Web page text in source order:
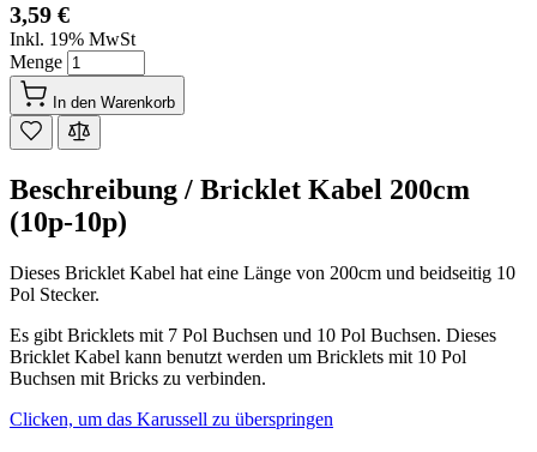
3,59 €
Inkl. 19% MwSt
Menge
In den Warenkorb
Beschreibung / Bricklet Kabel 200cm
(10p-10p)
Dieses Bricklet Kabel hat eine Länge von 200cm und beidseitig 10
Pol Stecker.
Es gibt Bricklets mit 7 Pol Buchsen und 10 Pol Buchsen. Dieses
Bricklet Kabel kann benutzt werden um Bricklets mit 10 Pol
Buchsen mit Bricks zu verbinden.
Clicken, um das Karussell zu überspringen